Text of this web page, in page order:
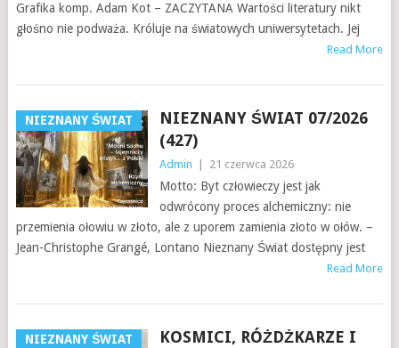
Grafika komp. Adam Kot – ZACZYTANA Wartości literatury nikt
głośno nie podważa. Króluje na światowych uniwersytetach. Jej
Read More
NIEZNANY ŚWIAT
NIEZNANY ŚWIAT 07/2026
(427)
Admin 21 czerwca 2026
Motto: Byt człowieczy jest jak
odwrócony proces alchemiczny: nie
przemienia ołowiu w złoto, ale z uporem zamienia złoto w ołów. –
Jean-Christophe Grangé, Lontano Nieznany Świat dostępny jest
Read More
NIEZNANY ŚWIAT
KOSMICI, RÓŻDŻKARZE I